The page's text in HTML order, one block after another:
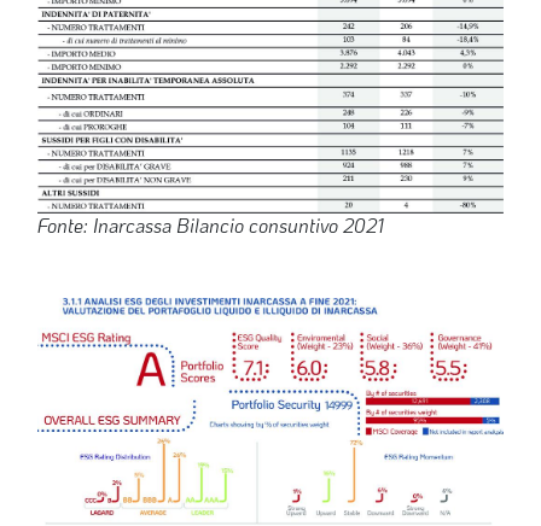
Fonte: Inarcassa Bilancio consuntivo 2021